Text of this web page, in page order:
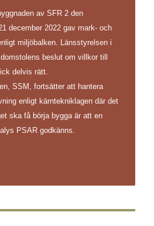
av SFR 2 den
december 2022 gav mark- och
miljöbalken. Länsstyrelsen i
beslut om villkor till
delvis rätt.
SSM, fortsätter att hantera
enligt kärntekniklagen där det
ska få börja bygga är att en
PSAR godkänns.